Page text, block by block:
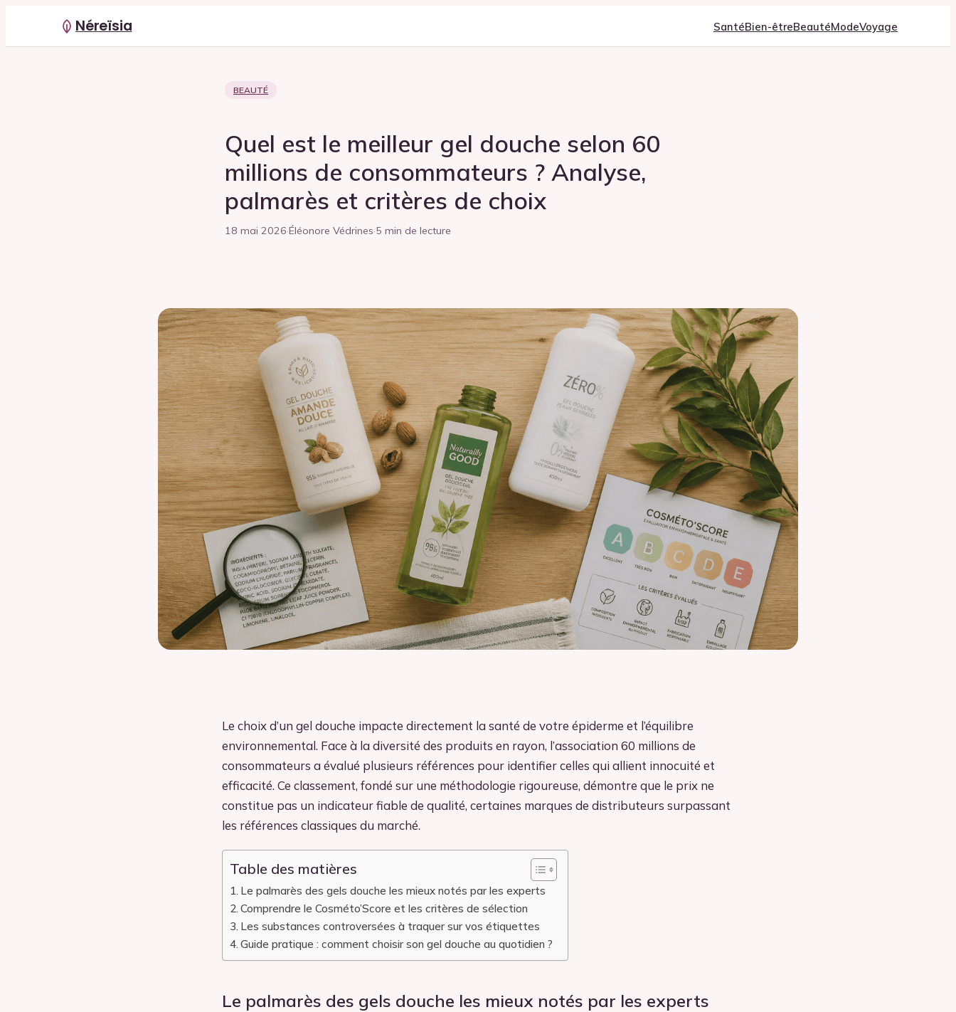
Néreïsia SantéBien-êtreBeautéModeVoyage
BEAUTÉ
Quel est le meilleur gel douche selon 60
millions de consommateurs ? Analyse,
palmarès et critères de choix
18 mai 2026·Éléonore Védrines·5 min de lecture
Le choix d’un gel douche impacte directement la santé de votre épiderme et l’équilibre
environnemental. Face à la diversité des produits en rayon, l’association 60 millions de
consommateurs a évalué plusieurs références pour identifier celles qui allient innocuité et
efficacité. Ce classement, fondé sur une méthodologie rigoureuse, démontre que le prix ne
constitue pas un indicateur fiable de qualité, certaines marques de distributeurs surpassant
les références classiques du marché.
Table des matières
Le palmarès des gels douche les mieux notés par les experts
Comprendre le Cosméto’Score et les critères de sélection
Les substances controversées à traquer sur vos étiquettes
Guide pratique : comment choisir son gel douche au quotidien ?
Le palmarès des gels douche les mieux notés par les experts